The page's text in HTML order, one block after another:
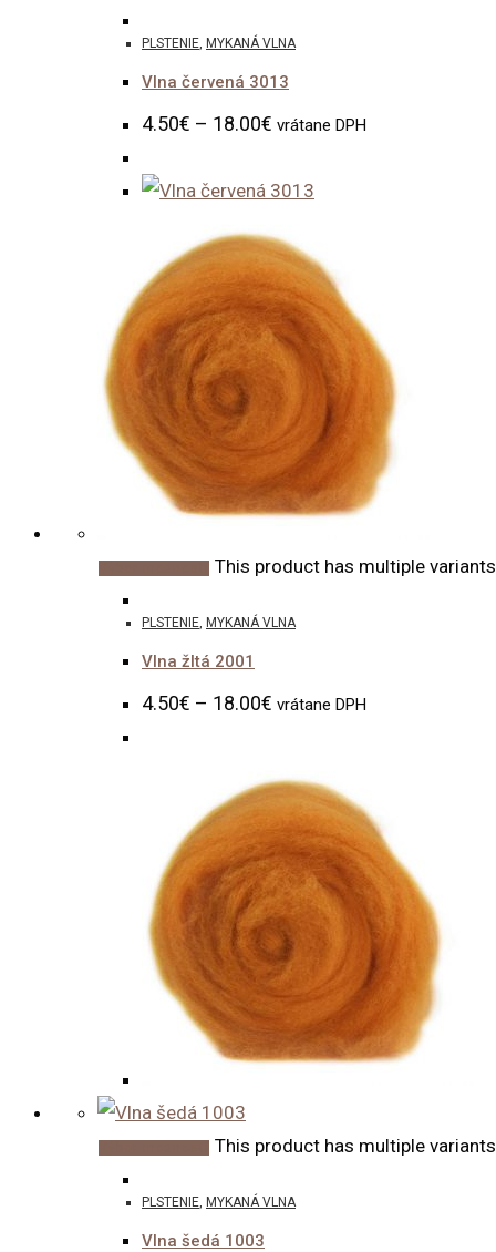
PLSTENIE, MYKANÁ VLNA
Vlna červená 3013
4.50€ – 18.00€ vrátane DPH
This product has multiple
PLSTENIE, MYKANÁ VLNA
Vlna žltá 2001
4.50€ – 18.00€ vrátane DPH
This product has multiple
PLSTENIE, MYKANÁ VLNA
Vlna šedá 1003